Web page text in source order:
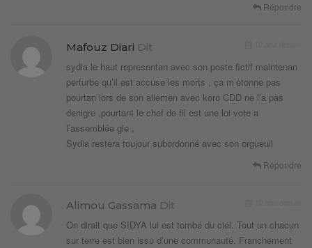
Répondre
Mafouz Diari Dit
sydia le haut representan avec son poste fictif maintenan
perturbe qu’il est accuse les morts , ça m’etonne pas
pourtan lors de son aliemen avec koro CDD ne l’a pas
denigre ,pourtant le chef de fil est une loi vote a
l’assemblée gle ,
Sydia restera toujour subordonné avec son orgueuil
Répondre
Alimou Gassama Dit
On dirait que SIDYA lui est tombé du ciel. Tout un chacun
sur terre est bien issu d’une communauté. Franchement